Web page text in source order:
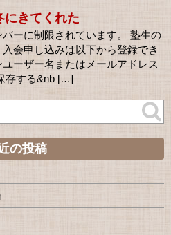
にきてくれた
ーに制限されています。 塾生の
会申し込みは以下から登録でき
ーザー名またはメールアドレス
存する&nb […]
の投稿